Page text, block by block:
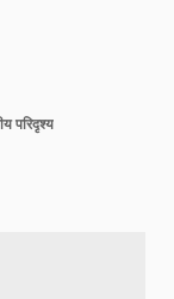
परिदृश्य